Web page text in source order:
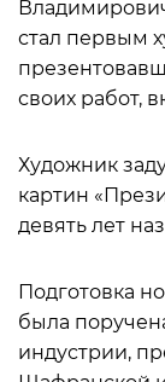
стал первым
своих работ,
Художник
картин
девять лет
Подготовка
была
индустрии,